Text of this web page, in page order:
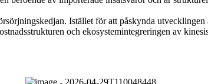
Istället för att påskynda
och ekosystemintegreringen av